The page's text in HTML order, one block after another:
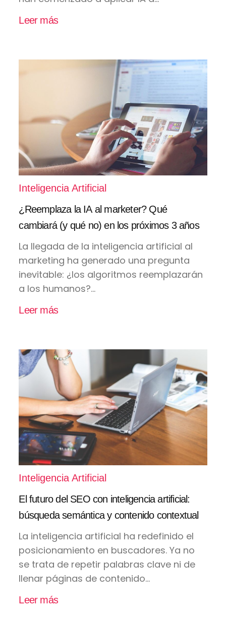
Leer más
Inteligencia Artificial
¿Reemplaza la IA al marketer? Qué
cambiará (y qué no) en los próximos 3 años
La llegada de la inteligencia artificial al
marketing ha generado una pregunta
inevitable: ¿los algoritmos reemplazarán
a los humanos?...
Leer más
Inteligencia Artificial
El futuro del SEO con inteligencia artificial:
búsqueda semántica y contenido contextual
La inteligencia artificial ha redefinido el
posicionamiento en buscadores. Ya no
se trata de repetir palabras clave ni de
llenar páginas de contenido...
Leer más